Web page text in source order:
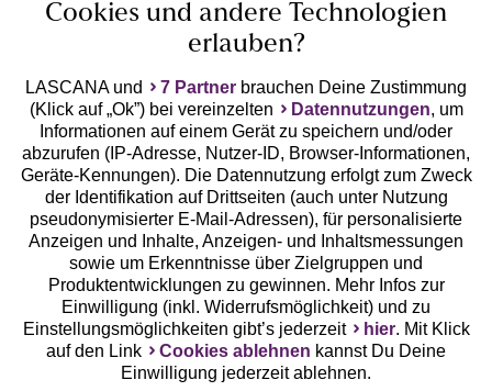
Geprüfte Sicherheit
Unsere Apps
Cookies und andere Technologien
erlauben?
LASCANA und 7 Partner brauchen Deine Zustimmung
(Klick auf „Ok”) bei vereinzelten
Datennutzungen, um
Informationen auf einem Gerät zu speichern und/oder
abzurufen (IP-Adresse, Nutzer-ID, Browser-Informationen,
Geräte-Kennungen). Die Datennutzung erfolgt zum Zweck
der Identifikation auf Drittseiten (auch unter Nutzung
pseudonymisierter E-Mail-Adressen), für personalisierte
Anzeigen und Inhalte, Anzeigen- und Inhaltsmessungen
sowie um Erkenntnisse über Zielgruppen und
Produktentwicklungen zu gewinnen. Mehr Infos zur
Einwilligung (inkl. Widerrufsmöglichkeit) und zu
Einstellungsmöglichkeiten gibt’s jederzeit
hier. Mit Klick
auf den Link
Cookies ablehnen kannst Du Deine
Einwilligung jederzeit ablehnen.